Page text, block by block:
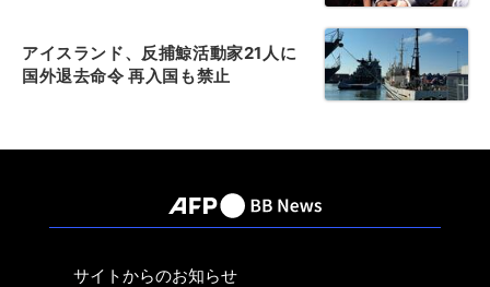
アイスランド、反捕鯨活動家21人に
国外退去命令 再入国も禁止
サイトからのお知らせ